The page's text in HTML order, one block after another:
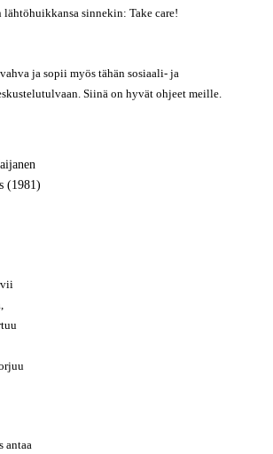
sinnekin: Take care!
ja sopii myös tähän sosiaali- ja
Siinä on hyvät ohjeet meille.
(1981)
antaa